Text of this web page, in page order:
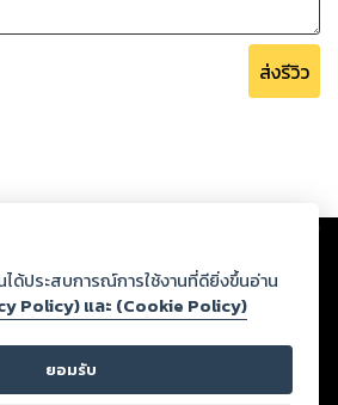
ส่งรีวิว
ดผ่านเว็บไซต์และปรากฏว่าละเมิดสิทธิใน
นหรือขัดต่อกฎหมายและศีลธรรม ดังนั้น ผู้อ่าน
ารกลั่นกรองด้วยตนเอง และหากท่านพบว่าส่วน
ลธรรม กรุณาแจ้งมายังบริษัท เพื่อทีมงานจะได้
ตอรี่ล็อกขอสงวนลิขสิทธิ์ตามพระราชบัญญัติ
ได้ประสบการณ์การใช้งานที่ดียิ่งขึ้นอ่าน
Policy) และ (Cookie Policy)
ยอมรับ